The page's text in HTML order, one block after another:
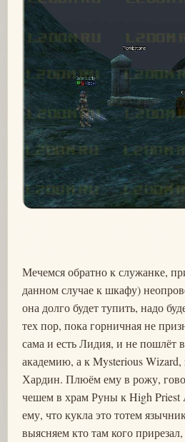
Мечемся обратно к служанке,
данном случае к шкафу)
она долго будет тупить, надо
тех пор, пока горничная не
сама и есть Лидия, и не пошлёт
академию, а к Mysterious Wizard,
Хардин. Плюём ему в рожу,
чешем в храм Руны к High Priest
ему, что кукла это тотем
выясняем кто там кого